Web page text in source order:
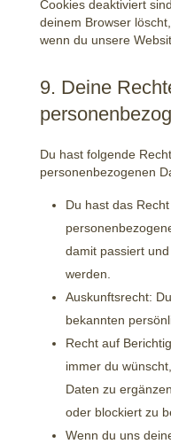
Cookies deaktiviert
deinem Browser
wenn du unsere
9. Deine
Du hast folgende
personenbezogenen
Du hast das
damit passiert
werden.
Auskunftsrecht:
bekannten
Recht auf
immer du
Daten zu
oder blockiert zu
Wenn du uns